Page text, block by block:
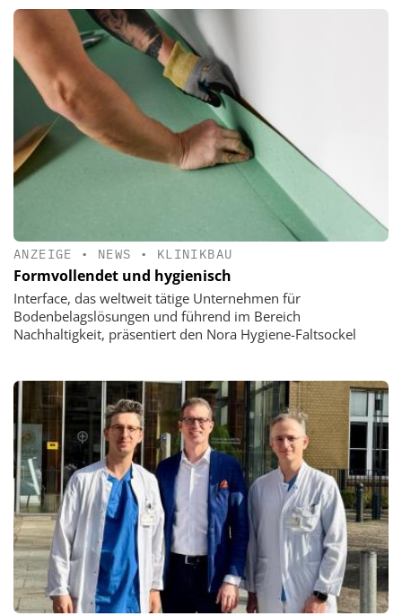
ANZEIGE • NEWS • KLINIKBAU
Formvollendet und hygienisch
Interface, das weltweit tätige Unternehmen für
Bodenbelagslösungen und führend im Bereich
Nachhaltigkeit, präsentiert den Nora Hygiene-Faltsockel